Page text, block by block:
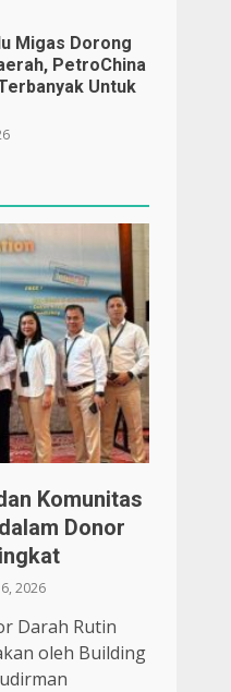
Migas Dorong
PetroChina
Untuk
Komunitas
Donor
2026
Darah Rutin
oleh Building